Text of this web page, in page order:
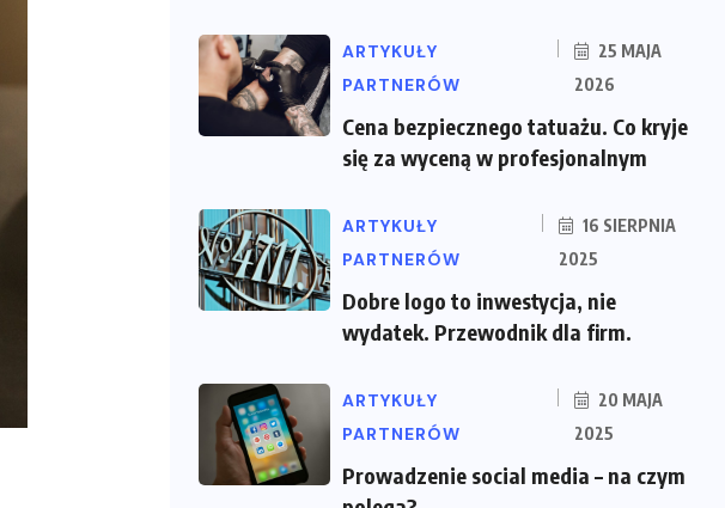
ARTYKUŁY
PARTNERÓW
25 MAJA
2026
Cena bezpiecznego tatuażu. Co kryje
się za wyceną w profesjonalnym
ARTYKUŁY
PARTNERÓW
16 SIERPNIA
2025
Dobre logo to inwestycja, nie
wydatek. Przewodnik dla firm.
ARTYKUŁY
PARTNERÓW
20 MAJA
2025
Prowadzenie social media – na czym